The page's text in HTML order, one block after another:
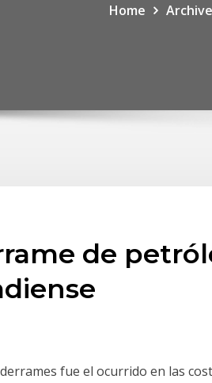
Home
de
fue el ocurrido en las